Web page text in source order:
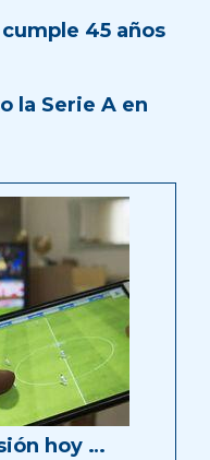
45 años
la Serie A en
hoy …